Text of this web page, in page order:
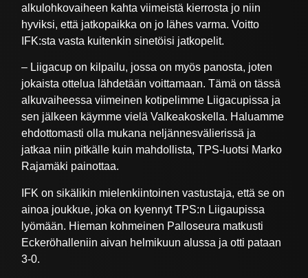
alkulohkovaiheen kahta viimeistä kierrosta jo niin
hyviksi, että jatkopaikka on jo lähes varma. Voitto
IFK:sta vasta kuitenkin sinetöisi jatkopelit.
– Liigacup on kilpailu, jossa on myös panosta, joten
jokaista ottelua lähdetään voittamaan. Tämä on tässä
alkuvaiheessa viimeinen kotipelimme Liigacupissa ja
sen jälkeen käymme vielä Valkeakoskella. Haluamme
ehdottomasti olla mukana neljännesvälierissä ja
jatkaa niin pitkälle kuin mahdollista, TPS-luotsi Marko
Rajamäki painottaa.
IFK on sikälikin mielenkiintoinen vastustaja, että se on
ainoa joukkue, joka on kyennyt TPS:n Liigaupissa
lyömään. Hieman kohmeinen Palloseura matkusti
Eckeröhalleniin aivan helmikuun alussa ja otti pataan
3-0.